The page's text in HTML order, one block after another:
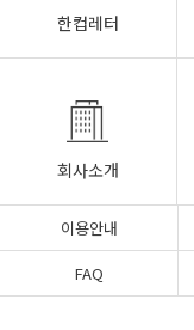
한컵레터
회사소개
이용안내
FAQ